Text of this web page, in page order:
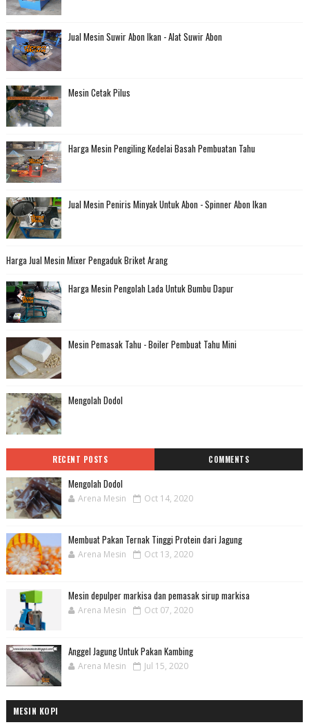
Jual Mesin Suwir Abon Ikan - Alat Suwir Abon
Mesin Cetak Pilus
Harga Mesin Pengiling Kedelai Basah Pembuatan Tahu
Jual Mesin Peniris Minyak Untuk Abon - Spinner Abon Ikan
Harga Jual Mesin Mixer Pengaduk Briket Arang
Harga Mesin Pengolah Lada Untuk Bumbu Dapur
Mesin Pemasak Tahu - Boiler Pembuat Tahu Mini
Mengolah Dodol
RECENT POSTS COMMENTS
Mengolah Dodol
Arena Mesin Oct 14, 2020
Membuat Pakan Ternak Tinggi Protein dari Jagung
Arena Mesin Oct 13, 2020
Mesin depulper markisa dan pemasak sirup markisa
Arena Mesin Oct 07, 2020
Anggel Jagung Untuk Pakan Kambing
Arena Mesin Jul 15, 2020
MESIN KOPI